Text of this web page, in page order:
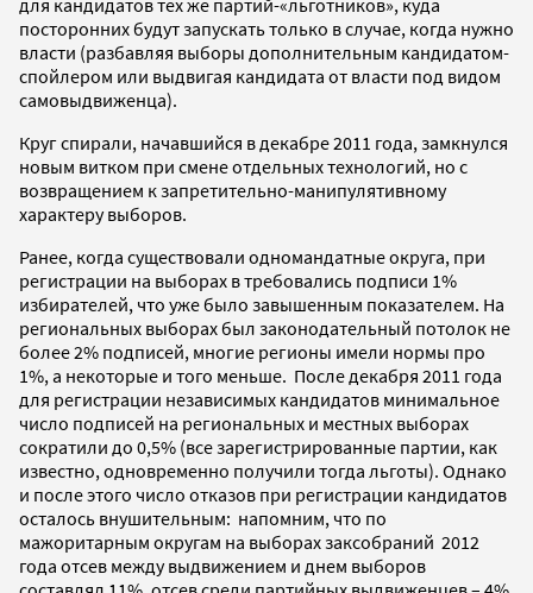
посторонних будут запускать только в случае, когда нужно
власти (разбавляя выборы дополнительным кандидатом-
спойлером или выдвигая кандидата от власти под видом
самовыдвиженца).
Круг спирали, начавшийся в декабре 2011 года, замкнулся
новым витком при смене отдельных технологий, но с
возвращением к запретительно-манипулятивному
характеру выборов.
Ранее, когда существовали одномандатные округа, при
регистрации на выборах в требовались подписи 1%
избирателей, что уже было завышенным показателем. На
региональных выборах был законодательный потолок не
более 2% подписей, многие регионы имели нормы про
1%, а некоторые и того меньше. После декабря 2011 года
для регистрации независимых кандидатов минимальное
число подписей на региональных и местных выборах
сократили до 0,5% (все зарегистрированные партии, как
известно, одновременно получили тогда льготы). Однако
и после этого число отказов при регистрации кандидатов
осталось внушительным: напомним, что по
мажоритарным округам на выборах заксобраний 2012
года отсев между выдвижением и днем выборов